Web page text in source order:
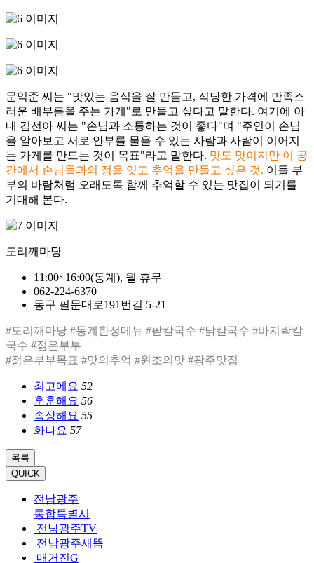
문익준 씨는 "맛있는 음식을 잘 만들고, 적당한 가격에 만족스
러운 배부름을 주는 가게"로 만들고 싶다고 말한다. 여기에 아
내 김선아 씨는 "손님과 소통하는 것이 좋다"며 "주인이 손님
을 알아보고 서로 안부를 물을 수 있는 사람과 사람이 이어지
는 가게를 만드는 것이 목표"라고 말한다. 맛도 맛이지만 이 공
간에서 손님들과의 정을 잇고 추억을 만들고 싶은 것. 이들 부
부의 바람처럼 오래도록 함께 추억할 수 있는 맛집이 되기를
기대해 본다.
도리깨마당
11:00~16:00(동계), 월 휴무
062-224-6370
동구 필문대로191번길 5-21
#도리깨마당 #동계한정메뉴 #팥칼국수 #닭칼국수 #바지락칼
국수 #젊은부부
#젊은부부목표 #맛의추억 #원조의맛 #광주맛집
최고에요 52
훈훈해요 56
속상해요 55
화나요 57
목록
QUICK
전남광주
통합특별시
전남광주TV
전남광주새뜸
매거진G